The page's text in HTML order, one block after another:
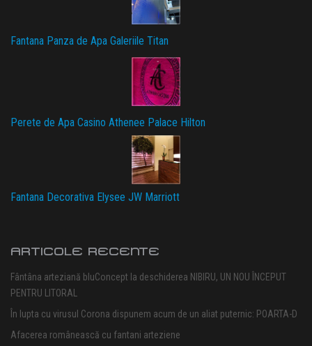
Fantana Panza de Apa Galeriile Titan
Perete de Apa Casino Athenee Palace Hilton
Fantana Decorativa Elysee JW Marriott
ARTICOLE RECENTE
Fântâna arteziană bluConcept la deschiderea NIBIRU, UN NOU ÎNCEPUT
PENTRU LITORAL
În lupta cu virusul Corona dispunem acum de un aliat puternic: POARTA-D
Afacerea românească cu fantani arteziene